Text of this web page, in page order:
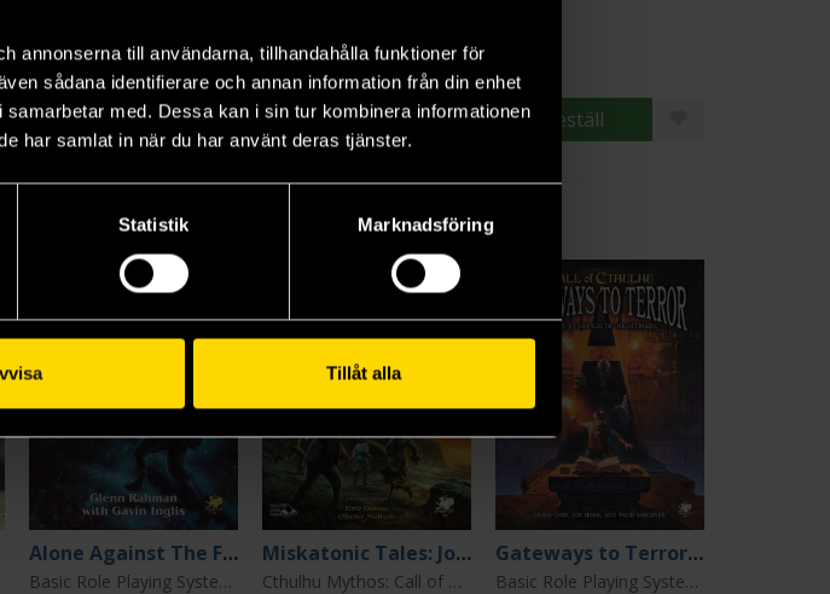
annonserna till användarna, tillhandahålla funktioner för
sådana identifierare och annan information från din enhet
med. Dessa kan i sin tur kombinera informationen
har samlat in när du har använt deras tjänster.
Statistik Marknadsföring
Tillåt alla
459 kr
Beställ
599 kr
Beställ Beställ
Alone Against The Frost
Basic Role Playing System: Call of Cthulhu
Miskatonic Tales: Journey to Innsmouth
Cthulhu Mythos: Call of Cthulhu
Gateways to Terror - Three Portals Into Nightmare
Basic Role Playing System: Call of Cthulhu